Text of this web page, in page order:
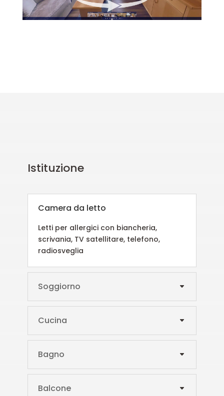
Istituzione
Camera da letto
Letti per allergici con biancheria,
scrivania, TV satellitare, telefono,
radiosveglia
Soggiorno
Cucina
Bagno
Balcone